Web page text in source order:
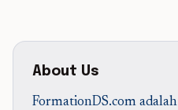
About Us
FormationDS.com